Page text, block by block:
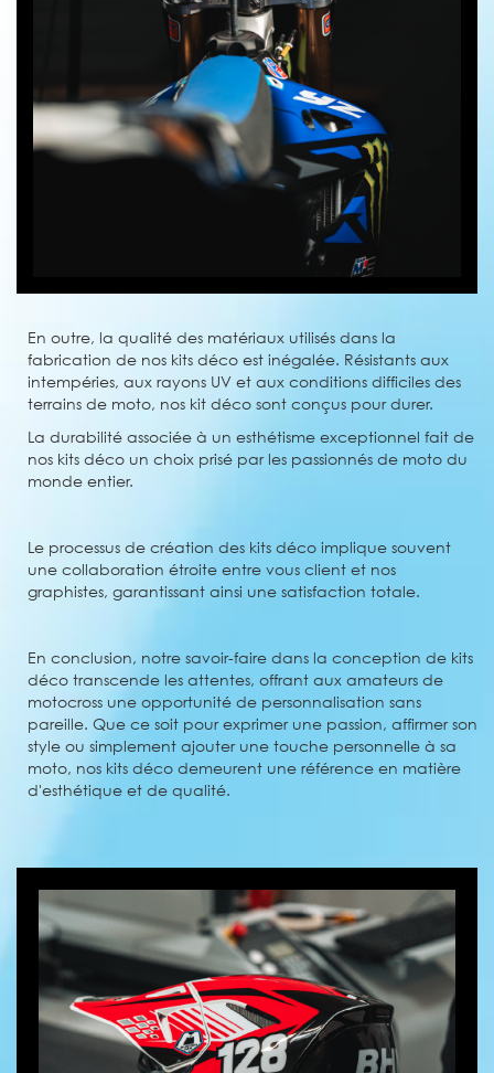
En outre, la qualité des matériaux utilisés dans la
fabrication de nos kits déco est inégalée. Résistants aux
intempéries, aux rayons UV et aux conditions difficiles des
terrains de moto, nos kit déco sont conçus pour durer.
La durabilité associée à un esthétisme exceptionnel fait de
nos kits déco un choix prisé par les passionnés de moto du
monde entier.
Le processus de création des kits déco implique souvent
une collaboration étroite entre vous client et nos
graphistes, garantissant ainsi une satisfaction totale.
En conclusion, notre savoir-faire dans la conception de kits
déco transcende les attentes, offrant aux amateurs de
motocross une opportunité de personnalisation sans
pareille. Que ce soit pour exprimer une passion, affirmer son
style ou simplement ajouter une touche personnelle à sa
moto, nos kits déco demeurent une référence en matière
d'esthétique et de qualité.